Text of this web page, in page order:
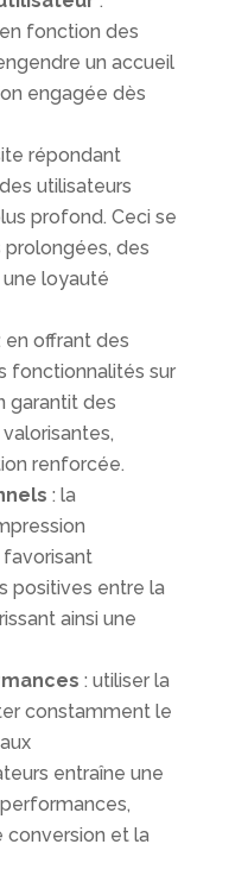
fonction des
un accueil
engagée dès
répondant
utilisateurs
profond. Ceci se
des
loyauté
en offrant des
fonctionnalités sur
garantit des
renforcée.
: la
favorisant
positives entre la
ainsi une
: utiliser la
constamment le
entraîne une
conversion et la